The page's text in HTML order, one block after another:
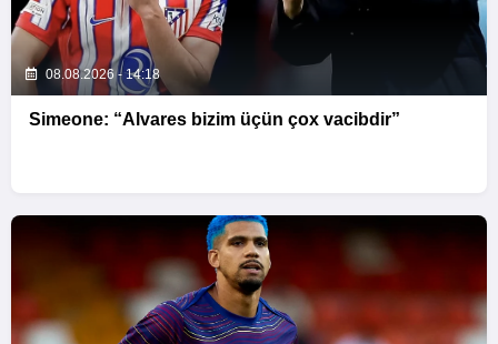
08.08.2026 - 14:18
Simeone: “Alvares bizim üçün çox vacibdir”